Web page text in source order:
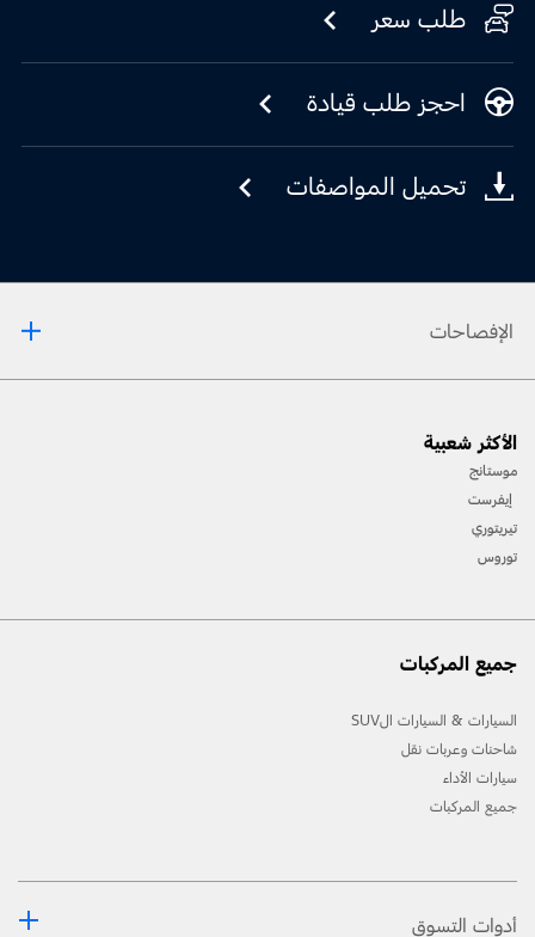
طلب سعر
احجز طلب قيادة
تحميل المواصفات
الإفصاحات
المسارات، واستخدام معدّات السّلامة المناسبة.
[2] لن تتوفّر جميع ميّزات المركبة في جميع الأسواق. اتّصل بموزّع فورد المحلّي للحصول على أحدث
الأكثر شعبية
موستانج
إيفرست
تيريتوري
توروس
جميع المركبات
السيارات & السيارات الSUV
شاحنات وعربات نقل
سيارات الأداء
جميع المركبات
أدوات التسوق